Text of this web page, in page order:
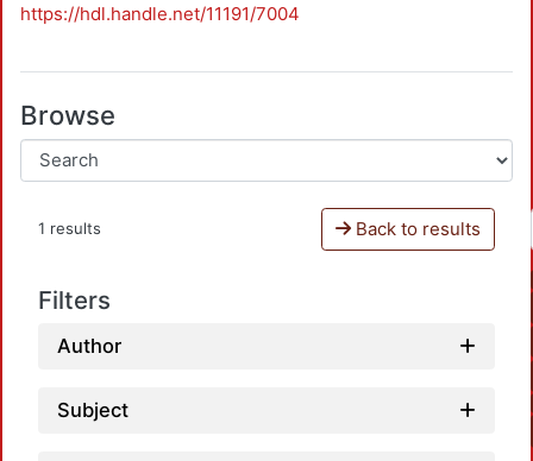
https://hdl.handle.net/11191/7004
Browse
1 results Back to results
Filters
Author
Subject